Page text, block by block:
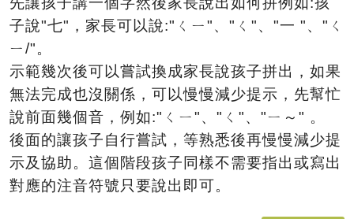
子說"七"，家長可以說:"ㄑㄧ"、"ㄑ"、"一 "、"ㄑ
ㄧ/"。
示範幾次後可以嘗試換成家長說孩子拼出，如果
無法完成也沒關係，可以慢慢減少提示，先幫忙
說前面幾個音，例如:"ㄑㄧ"、"ㄑ"、"ㄧ～" 。
後面的讓孩子自行嘗試，等熟悉後再慢慢減少提
示及協助。這個階段孩子同樣不需要指出或寫出
對應的注音符號只要說出即可。